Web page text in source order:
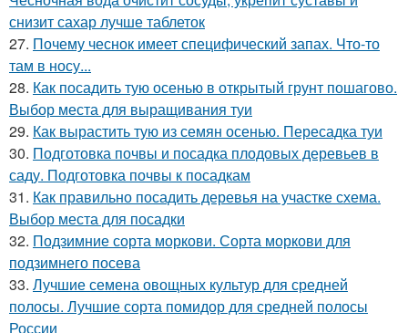
снизит сахар лучше таблеток
27. Почему чеснок имеет специфический запах. Что-то
там в носу...
28. Как посадить тую осенью в открытый грунт пошагово.
Выбор места для выращивания туи
29. Как вырастить тую из семян осенью. Пересадка туи
30. Подготовка почвы и посадка плодовых деревьев в
саду. Подготовка почвы к посадкам
31. Как правильно посадить деревья на участке схема.
Выбор места для посадки
32. Подзимние сорта моркови. Сорта моркови для
подзимнего посева
33. Лучшие семена овощных культур для средней
полосы. Лучшие сорта помидор для средней полосы
России